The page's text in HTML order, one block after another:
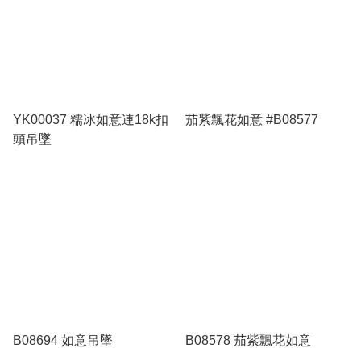
YK00037 糯冰如意連18k扣
頭吊墜
茄紫飄花如意 #B08577
B08694 如意吊墜 B08578 茄紫飄花如意